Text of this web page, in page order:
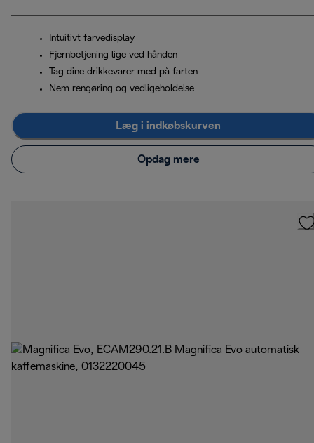
Intuitivt farvedisplay
Fjernbetjening lige ved hånden
Tag dine drikkevarer med på farten
Nem rengøring og vedligeholdelse
Læg i indkøbskurven
Opdag mere